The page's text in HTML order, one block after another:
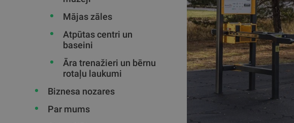
Mājas zāles
Atpūtas centri un
baseini
Āra trenažieri un bērnu
rotaļu laukumi
Biznesa nozares
Par mums